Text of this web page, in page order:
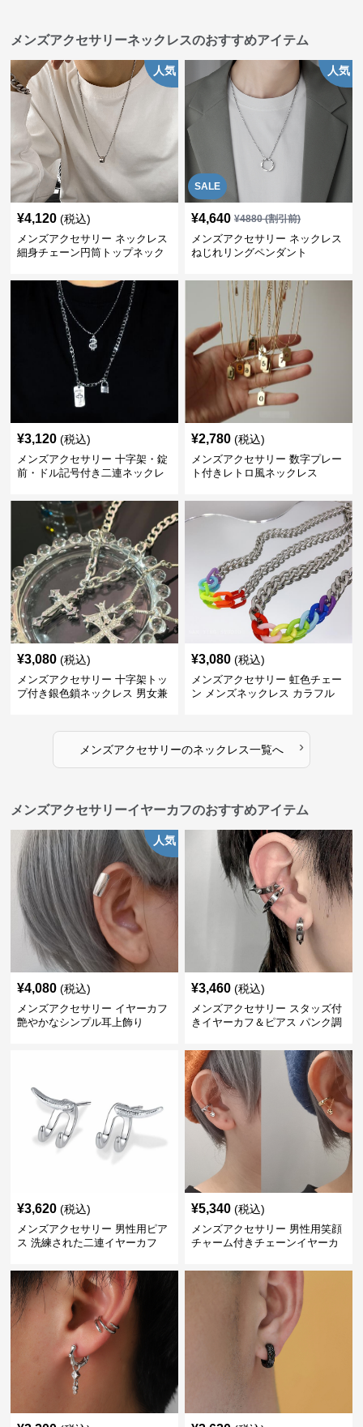
メンズアクセサリーネックレスのおすすめアイテム
人気
¥4,120 (税込)
メンズアクセサリー ネックレス
細身チェーン円筒トップネック
SALE
人気
¥4,640 ¥4880(割引前)
メンズアクセサリー ネックレス
ねじれリングペンダント
¥3,120 (税込)
メンズアクセサリー 十字架・錠
前・ドル記号付き二連ネックレ
¥2,780 (税込)
メンズアクセサリー 数字プレー
ト付きレトロ風ネックレス
¥3,080 (税込)
メンズアクセサリー 十字架トッ
プ付き銀色鎖ネックレス 男女兼
¥3,080 (税込)
メンズアクセサリー 虹色チェー
ン メンズネックレス カラフル
メンズアクセサリーのネックレス一覧へ ›
メンズアクセサリーイヤーカフのおすすめアイテム
人気
¥4,080 (税込)
メンズアクセサリー イヤーカフ
艶やかなシンプル耳上飾り
¥3,460 (税込)
メンズアクセサリー スタッズ付
きイヤーカフ＆ピアス パンク調
¥3,620 (税込)
メンズアクセサリー 男性用ピア
ス 洗練された二連イヤーカフ
¥5,340 (税込)
メンズアクセサリー 男性用笑顔
チャーム付きチェーンイヤーカ